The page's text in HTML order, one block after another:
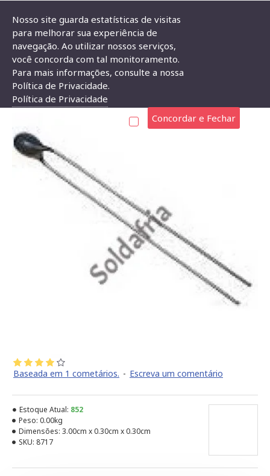
Componentes Eletrônicos Termistor NTC
TERMISTOR NTC 1K 3MM MF52
Baseada em 1 cometários. - Escreva um comentário
Estoque Atual: 852
Peso: 0.00kg
Dimensões: 3.00cm x 0.30cm x 0.30cm
SKU: 8717
Nosso site guarda estatísticas de visitas
para melhorar sua experiência de
navegação. Ao utilizar nossos serviços,
você concorda com tal monitoramento.
Para mais informações, consulte a nossa
Política de Privacidade.
Política de Privacidade
Concordar e Fechar